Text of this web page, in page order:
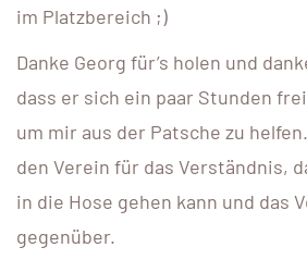
im Platzbereich ;)
Danke Georg für’s holen und
dass er sich ein paar Stunden
um mir aus der Patsche zu
den Verein für das Verständnis,
in die Hose gehen kann und das
gegenüber.